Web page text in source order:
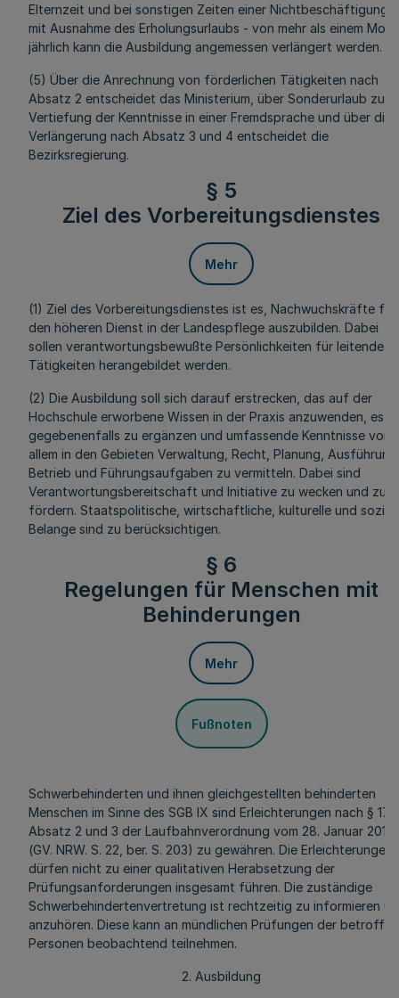
Elternzeit und bei sonstigen Zeiten einer Nichtbeschäftigung -
mit Ausnahme des Erholungsurlaubs - von mehr als einem
jährlich kann die Ausbildung angemessen verlängert werden.
(5) Über die Anrechnung von förderlichen Tätigkeiten nach
Absatz 2 entscheidet das Ministerium, über Sonderurlaub zur
Vertiefung der Kenntnisse in einer Fremdsprache und über die
Verlängerung nach Absatz 3 und 4 entscheidet die
Bezirksregierung.
§ 5
Ziel des Vorbereitungsdienstes
Mehr
(1) Ziel des Vorbereitungsdienstes ist es, Nachwuchskräfte für
den höheren Dienst in der Landespflege auszubilden. Dabei
sollen verantwortungsbewußte Persönlichkeiten für leitende
Tätigkeiten herangebildet werden.
(2) Die Ausbildung soll sich darauf erstrecken, das auf der
Hochschule erworbene Wissen in der Praxis anzuwenden, es
gegebenenfalls zu ergänzen und umfassende Kenntnisse vor
allem in den Gebieten Verwaltung, Recht, Planung,
Betrieb und Führungsaufgaben zu vermitteln. Dabei sind
Verantwortungsbereitschaft und Initiative zu wecken und zu
fördern. Staatspolitische, wirtschaftliche, kulturelle und
Belange sind zu berücksichtigen.
§ 6
Regelungen für Menschen mit
Behinderungen
Mehr
Fußnoten
Schwerbehinderten und ihnen gleichgestellten behinderten
Menschen im Sinne des SGB IX sind Erleichterungen nach § 17
Absatz 2 und 3 der Laufbahnverordnung vom 28. Januar 2014
(GV. NRW. S. 22, ber. S. 203) zu gewähren. Die Erleichterungen
dürfen nicht zu einer qualitativen Herabsetzung der
Prüfungsanforderungen insgesamt führen. Die zuständige
Schwerbehindertenvertretung ist rechtzeitig zu informieren
anzuhören. Diese kann an mündlichen Prüfungen der
Personen beobachtend teilnehmen.
2. Ausbildung